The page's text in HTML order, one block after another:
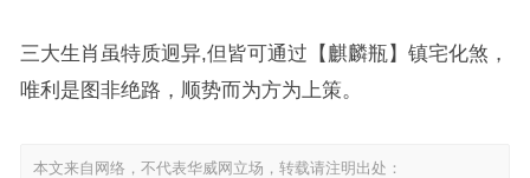
三大生肖虽特质迥异,但皆可通过【麒麟瓶】镇宅化煞，
唯利是图非绝路，顺势而为方为上策。
本文来自网络，不代表华威网立场，转载请注明出处：